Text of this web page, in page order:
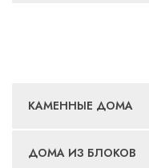
КАМЕННЫЕ ДОМА
ДОМА ИЗ БЛОКОВ